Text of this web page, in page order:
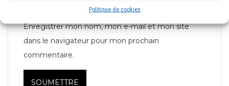
Politique de cookies
Enregistrer mon nom, mon e-mail et mon site
dans le navigateur pour mon prochain
commentaire.